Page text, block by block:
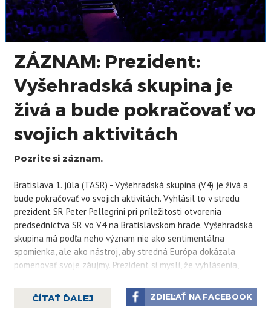
ZÁZNAM: Prezident:
Vyšehradská skupina je
živá a bude pokračovať vo
svojich aktivitách
Pozrite si záznam.
Bratislava 1. júla (TASR) - Vyšehradská skupina (V4) je živá a
bude pokračovať vo svojich aktivitách. Vyhlásil to v stredu
prezident SR Peter Pellegrini pri príležitosti otvorenia
predsedníctva SR vo V4 na Bratislavskom hrade. Vyšehradská
skupina má podľa neho význam nie ako sentimentálna
spomienka, ale ako nástroj, aby stredná Európa dokázala
pomenovať svoje záujmy. Prezident si myslí, že vyhlásenia,
politikov bez rešpektovania reality.
Hlava štátu pripomenula, že o Vyšehradskej skupine sa v
ČÍTAŤ ĎALEJ ZDIEĽAŤ NA FACEBOOK